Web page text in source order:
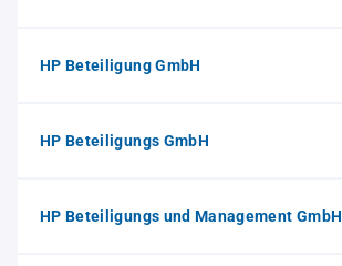
HP Beteiligung GmbH
HP Beteiligungs GmbH
HP Beteiligungs und Management GmbH